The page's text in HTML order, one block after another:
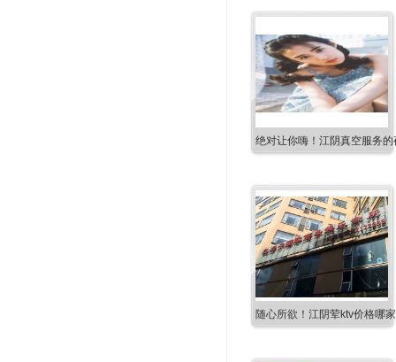
绝对让你嗨！江阴真空服务
随心所欲！江阴荤ktv价格哪